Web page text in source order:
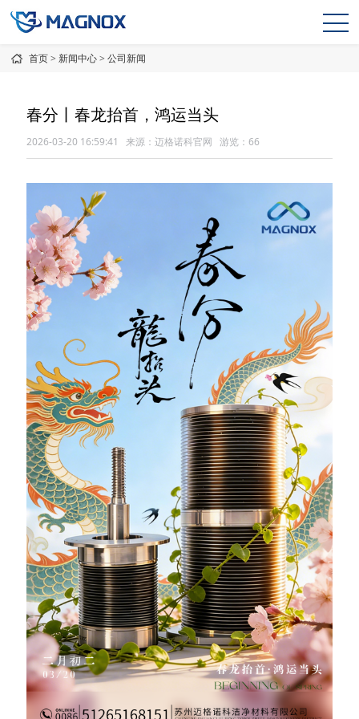
首页> 新闻中心>公司新闻
春分丨春龙抬首，鸿运当头
2026-03-20 16:59:41 来源：迈格诺科官网 游览：66